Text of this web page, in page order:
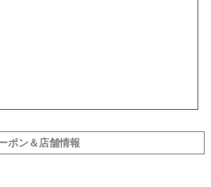
ポン＆店舗情報